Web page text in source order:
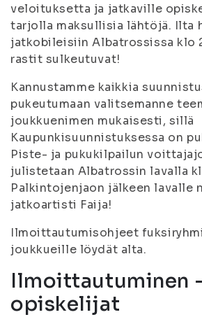
veloituksetta ja jatkaville
tarjolla maksullisia lähtöjä. Ilta
jatkobileisiin Albatrossissa klo
rastit sulkeutuvat!
Kannustamme kaikkia
pukeutumaan valitsemanne
joukkuenimen mukaisesti, sillä
Kaupunkisuunnistuksessa on
Piste- ja pukukilpailun
julistetaan Albatrossin lavalla
Palkintojenjaon jälkeen lavalle
jatkoartisti Faija!
Ilmoittautumisohjeet
joukkueille löydät alta.
Ilmoittautuminen
opiskelijat